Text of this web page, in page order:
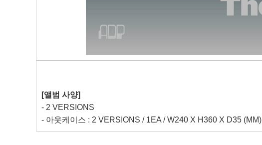
[앨범 사양]
- 2 VERSIONS
- 아웃케이스 : 2 VERSIONS / 1EA / W240 X H360 X D35 (MM)